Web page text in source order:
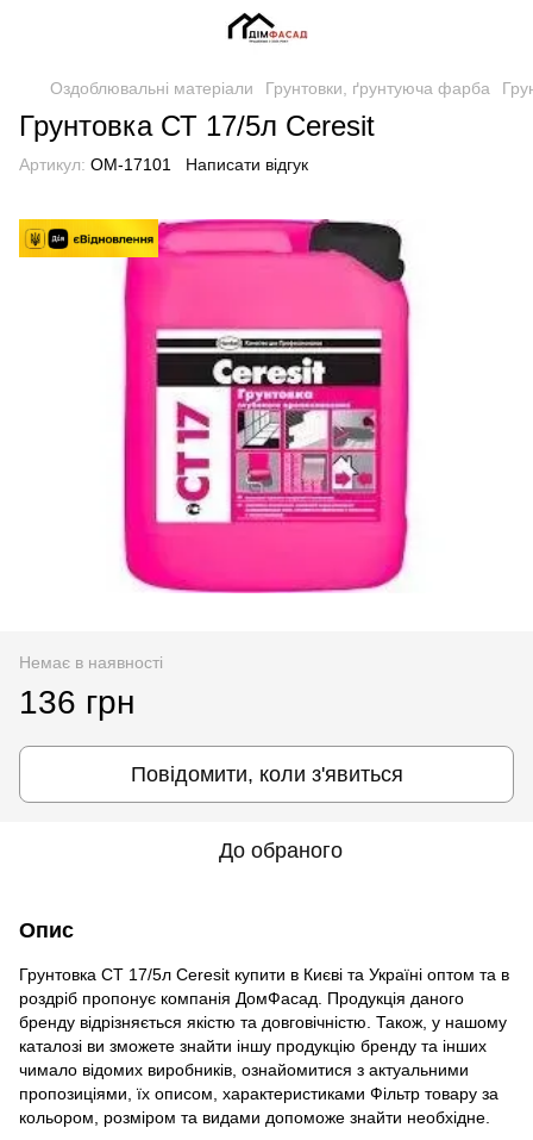
Оздоблювальні матеріали Грунтовки, ґрунтуюча фарба
Грунтовка СТ 17/5л Ceresit
Артикул: OM-17101 Написати відгук
Немає в наявності
136 грн
Повідомити, коли з'явиться
До обраного
Опис
Грунтовка СТ 17/5л Ceresit купити в Києві та Україні оптом та в
роздріб пропонує компанія ДомФасад. Продукція даного
бренду відрізняється якістю та довговічністю. Також, у нашому
каталозі ви зможете знайти іншу продукцію бренду та інших
чимало відомих виробників, ознайомитися з актуальними
пропозиціями, їх описом, характеристиками Фільтр товару за
кольором, розміром та видами допоможе знайти необхідне.